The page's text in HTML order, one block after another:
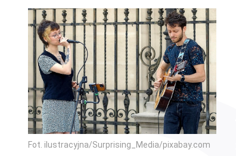
Fot. ilustracyjna/Surprising_Media/pixabay.com